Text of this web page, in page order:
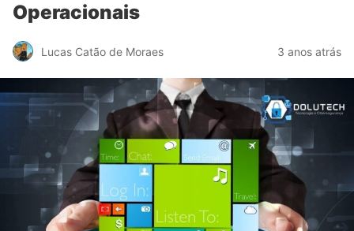
Operacionais
Lucas Catão de Moraes 3 anos atrás